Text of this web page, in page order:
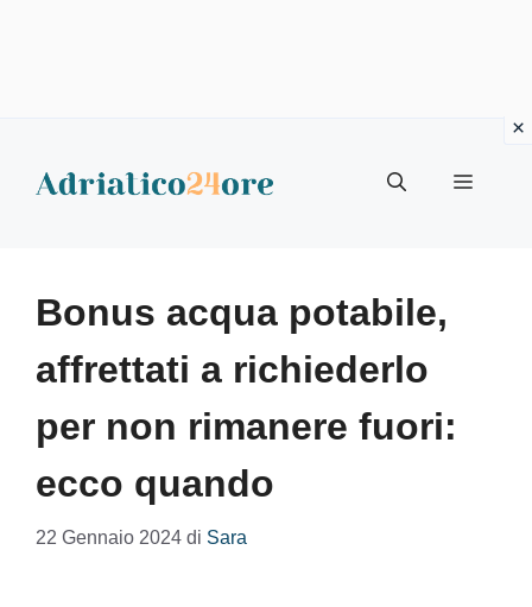
Menu
Bonus acqua potabile,
affrettati a richiederlo
per non rimanere fuori:
ecco quando
22 Gennaio 2024 di Sara